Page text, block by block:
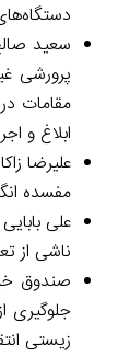
سعید
پرورشی
مقامات
ابلاغ و
علیرضا
مفسده
علی
ناشی از
صندوق
زیستی